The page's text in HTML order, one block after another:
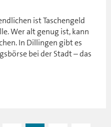
ist Taschengeld
Wer alt genug ist, kann
In Dillingen gibt es
bei der Stadt – das